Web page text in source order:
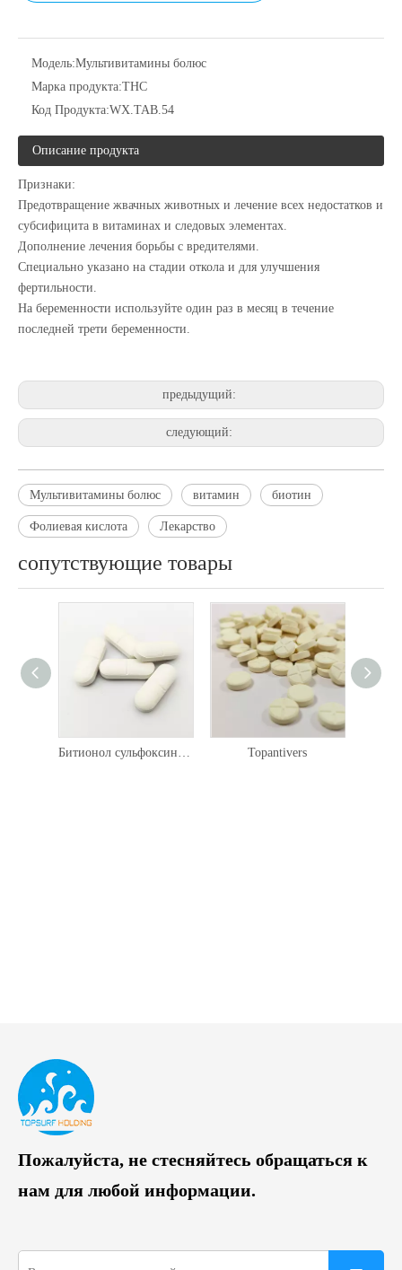
Модель:Мультивитамины болюс
Марка продукта:THC
Код Продукта:WX.TAB.54
Описание продукта
Признаки:
Предотвращение жвачных животных и лечение всех недостатков и
субсифицита в витаминах и следовых элементах.
Дополнение лечения борьбы с вредителями.
Специально указано на стадии откола и для улучшения
фертильности.
На беременности используйте один раз в месяц в течение
последней трети беременности.
предыдущий:
следующий:
Мультивитамины болюс витамин биотин
Фолиевая кислота Лекарство
сопутствующие товары
Битионол сульфоксин болюс 2000 мг Topantivers
Пожалуйста, не стесняйтесь обращаться к
нам для любой информации.